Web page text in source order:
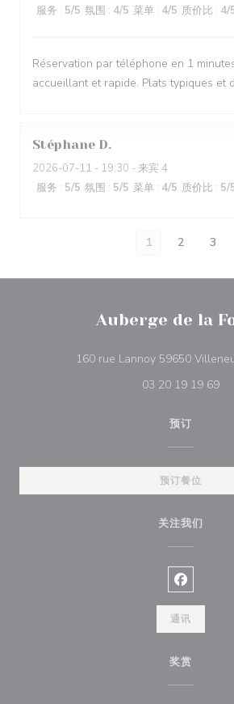
服务 : 5/5 氛围 : 4/5 菜单 : 4/5 质价比 : 4/
Réservation par téléphone en 1
accueillant et rapide. Plats typiques et
Stéphane D
2026-07-11 - 19:30 - 来宾 4
服务 : 5/5 氛围 : 5/5 菜单 : 4/5 质价比 : 5/
1 2 3
Auberge de la
160 rue Lannoy 59650
03 20 19 19 69
预订
预订餐位
关注我们
通讯
奖赏